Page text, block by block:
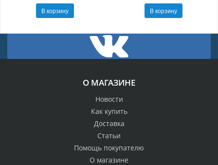
В корзину
В корзину
О МАГАЗИНЕ
Новости
Как купить
Доставка
Статьи
Помощь покупателю
О магазине